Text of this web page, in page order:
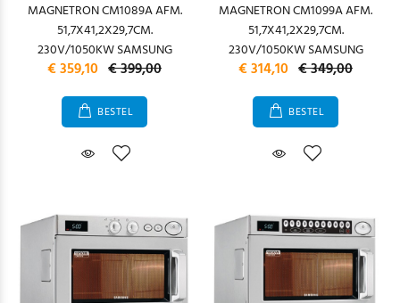
MAGNETRON CM1089A AFM.
51,7X41,2X29,7CM.
230V/1050KW SAMSUNG
€ 359,10 € 399,00
BESTEL
MAGNETRON CM1099A AFM.
51,7X41,2X29,7CM.
230V/1050KW SAMSUNG
€ 314,10 € 349,00
BESTEL